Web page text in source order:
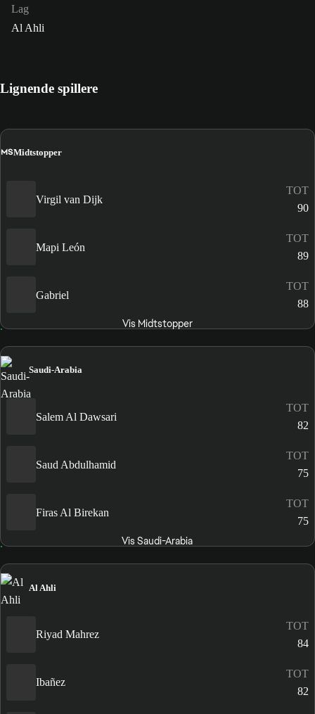
Lag
Al Ahli
Lignende spillere
MSMidtstopper
Virgil van Dijk
TOT
90
Mapi León
TOT
89
Gabriel
TOT
88
Vis Midtstopper
Saudi-Arabia
Salem Al Dawsari
TOT
82
Saud Abdulhamid
TOT
75
Firas Al Birekan
TOT
75
Vis Saudi-Arabia
Al Ahli
Riyad Mahrez
TOT
84
Ibañez
TOT
82